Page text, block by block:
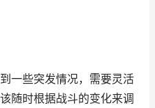
一些突发情况，需要灵活
随时根据战斗的变化来调